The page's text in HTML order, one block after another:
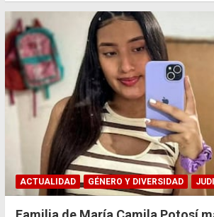
ACTUALIDAD GÉNERO Y DIVERSIDAD